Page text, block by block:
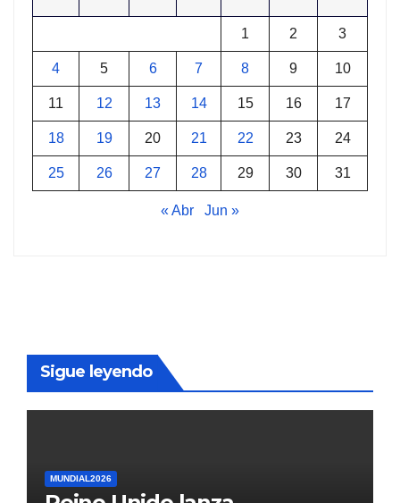
1 2 3
4 5 6 7 8 9 10
11 12 13 14 15 16 17
18 19 20 21 22 23 24
25 26 27 28 29 30 31
« Abr Jun »
Sigue leyendo
MUNDIAL2026